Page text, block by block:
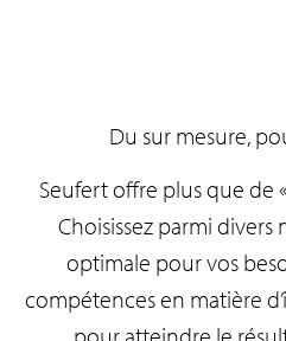
Du sur mesure,
Seufert offre plus que de
Choisissez parmi
optimale pour vos
compétences en matière